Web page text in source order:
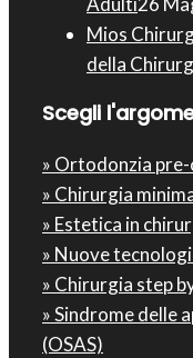
Mios
della
Scegli
» Ortodonzia
» Chirurgia
» Estetica in
» Nuove
» Chirurgia step
» Sindrome delle
(OSAS)